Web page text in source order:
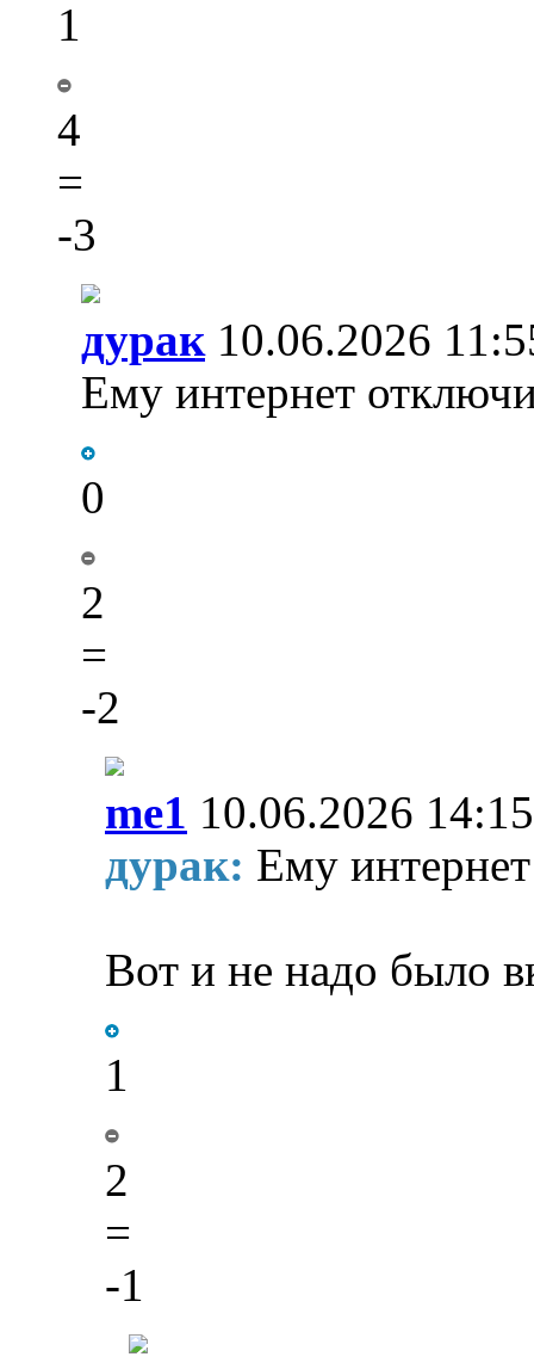
1
4
=
-3
дурак10.06.2026
Ему интернет
0
2
=
-2
me1 10.06.2026 14:15
дурак: Ему
Вот и не надо было
1
2
=
-1